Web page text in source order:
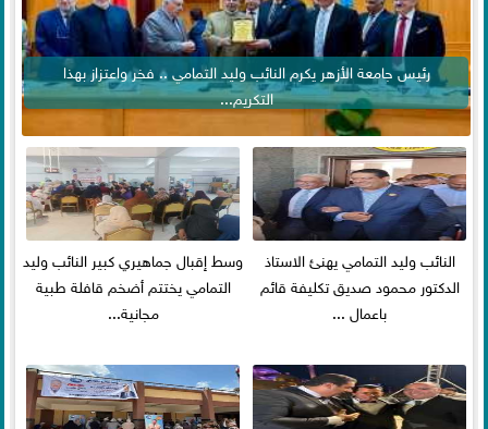
رئيس جامعة الأزهر يكرم النائب وليد التمامي .. فخر واعتزاز بهذا
التكريم...
النائب وليد التمامي يهنئ الاستاذ
الدكتور محمود صديق تكليفة قائم
باعمال ...
وسط إقبال جماهيري كبير النائب وليد
التمامي يختتم أضخم قافلة طبية
مجانية...